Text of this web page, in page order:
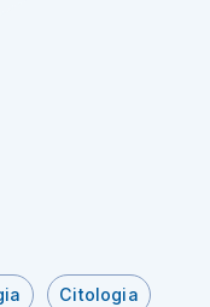
Citologia